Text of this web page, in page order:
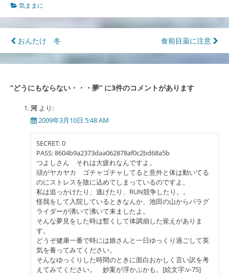
気ままに
投
稿
ビ
ゲ
おんたけ 冬 食前目薬に注意
“どうにもならない・・・夢” に3件のコメントがあります
河 より:
2009年3月10日 5:48 AM
SECRET: 0
PASS: 8604b9a2373daa062878af0c2bd68a5b
つよしさん それは大疲れなんですよ。
頭がヤカヤカ ゴチャゴチャしてると意外と体は動いてる
のにストレスを陰に込めてしまっているのですよ。
私は追っかけたり、逃げたり、RUN競争したり。。
怪我をして入院しているときなんか、池田の山からパラグ
ライダーが沸いて沸いて来ましたよ。
そんな夢見をした時は暫くして体調崩した覚えがありま
す。
どうぞ健康一番で時には娘さんと一日ゆっくり過ごして英
気を養ってみてください。
そんなゆっくりした時間のときに面白おかしく言い訳を考
えてみてください。 妙案が浮かぶかも。[絵文字:v-75]